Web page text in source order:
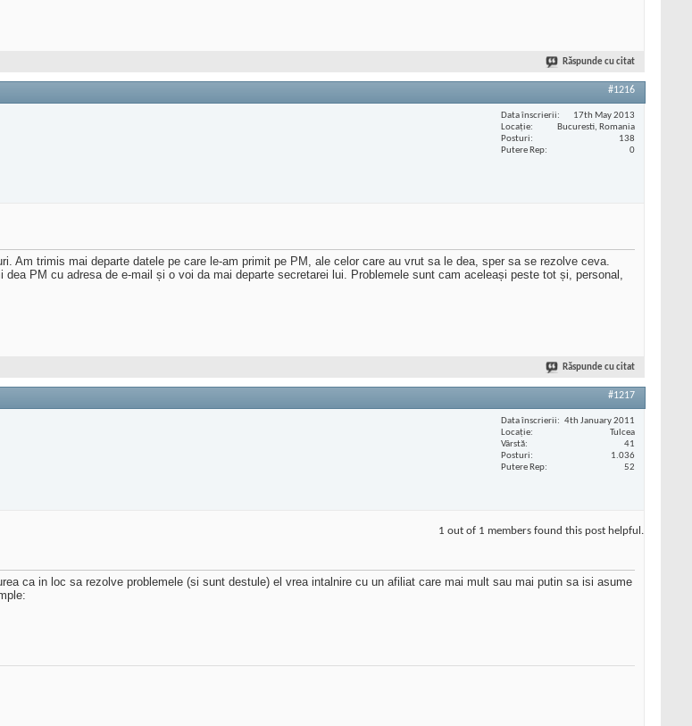
Răspunde cu citat
#1216
Data înscrierii
17th May 2013
Locaţie
Bucuresti, Romania
Posturi
138
Putere Rep
0
Am trimis mai departe datele pe care le-am primit pe PM, ale celor care au vrut sa le dea, sper sa se rezolve ceva.
PM cu adresa de e-mail și o voi da mai departe secretarei lui. Problemele sunt cam aceleași peste tot și, personal,
Răspunde cu citat
#1217
Data înscrierii
4th January 2011
Locaţie
Tulcea
Vârstă
41
Posturi
1.036
Putere Rep
52
1 out of 1 members found this post helpful.
ca in loc sa rezolve problemele (si sunt destule) el vrea intalnire cu un afiliat care mai mult sau mai putin sa isi asume